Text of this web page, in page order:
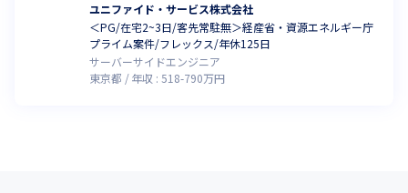
ユニファイド・サービス株式会社
＜PG/在宅2~3日/客先常駐無＞経産省・資源エネルギー庁
プライム案件/フレックス/年休125日
サーバーサイドエンジニア
東京都
年収 :518-790万円